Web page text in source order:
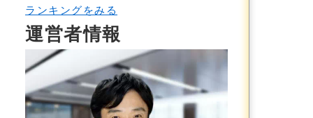
ランキングをみる
運営者情報